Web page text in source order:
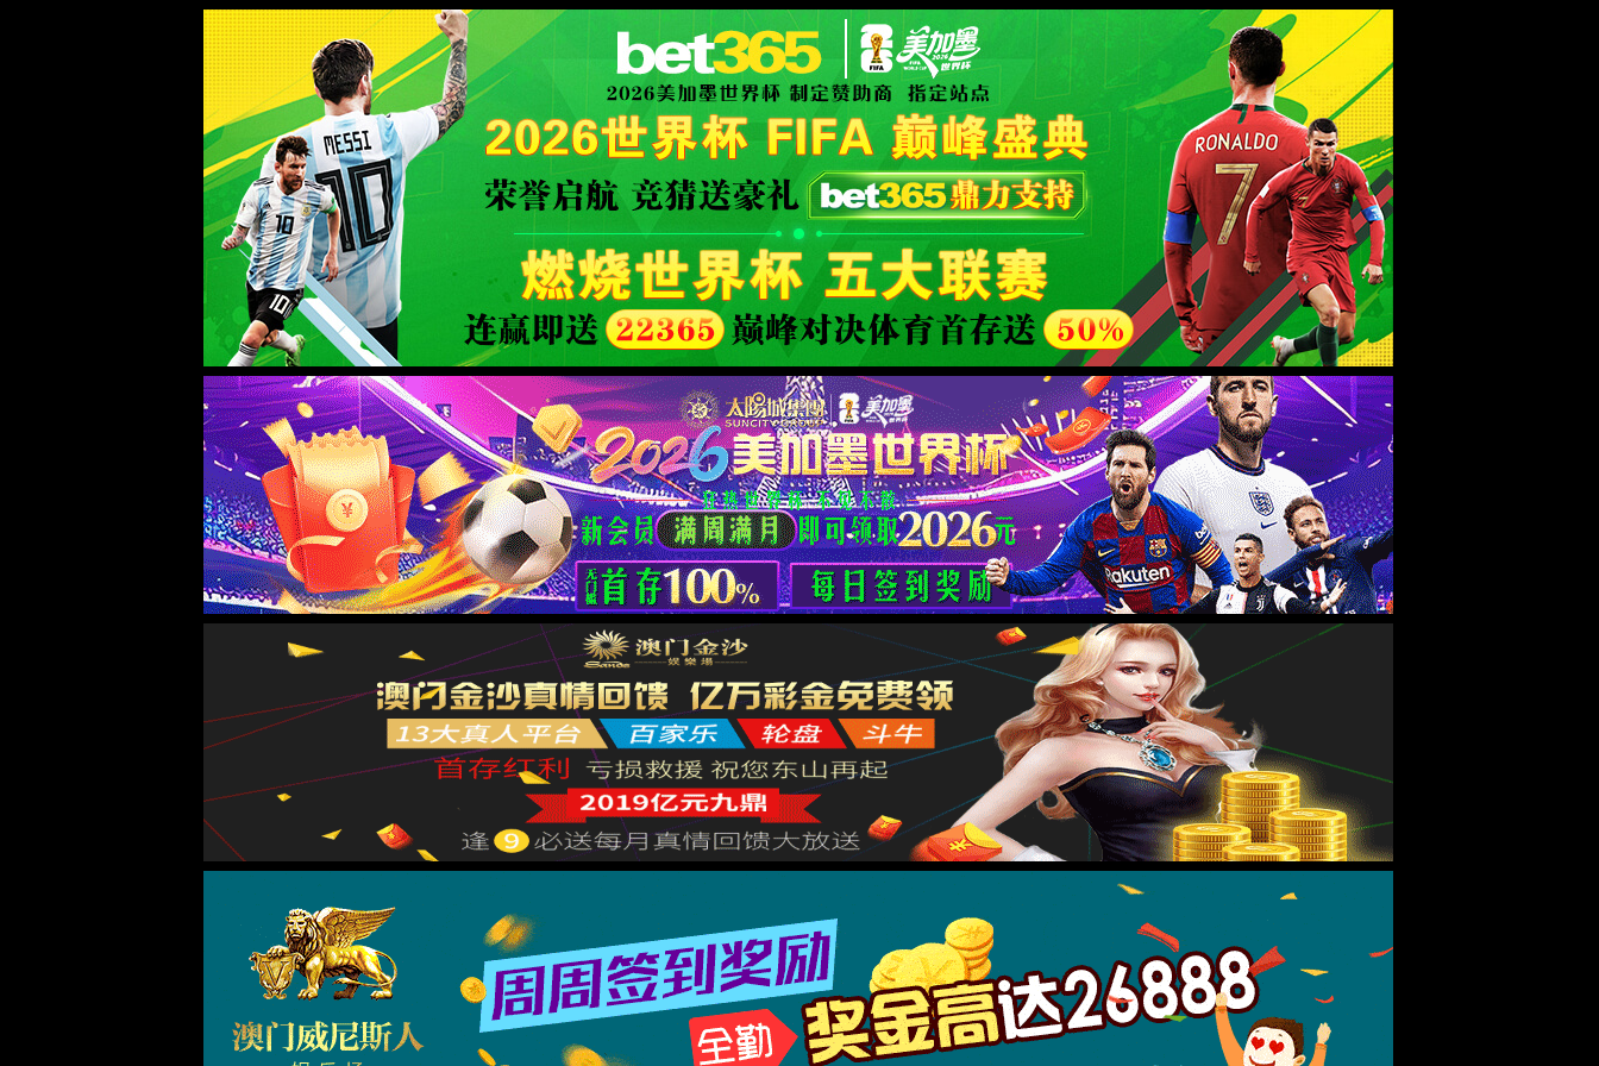
星际网站1277登录(股份有限公司)-Official website
WTS-WAF拦截详情
出现该页面的原因:
1.你的请求是黑客攻击
2.你的请求合法但触发了安全规则,请提交问题反馈
XML 地图